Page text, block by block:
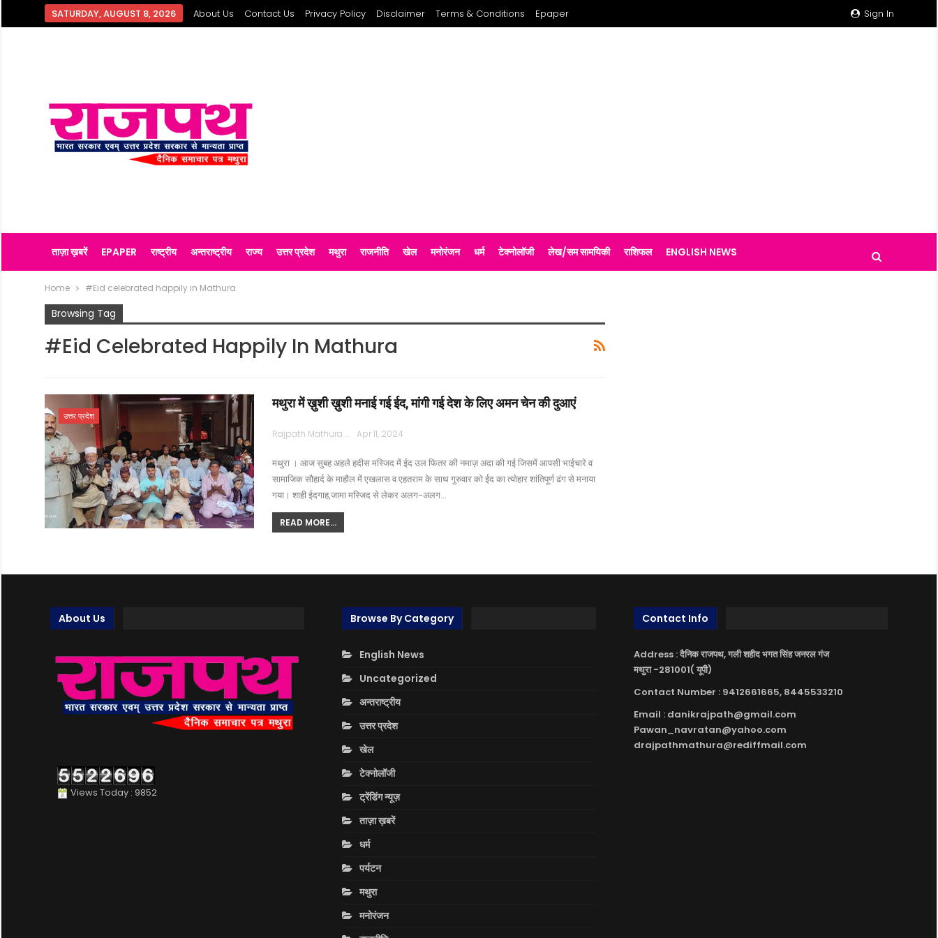
Sign In
SATURDAY, AUGUST 8, 2026 About Us Contact Us Privacy Policy Disclaimer Terms & Conditions Epaper
ताज़ा ख़बरें EPAPER राष्ट्रीय अन्तराष्ट्रीय राज्य उत्तर प्रदेश मथुरा राजनीति खेल मनोरंजन धर्म टेक्नोलॉजी लेख/सम सामयिकी राशिफल ENGLISH NEWS
Home #Eid celebrated happily in Mathura
Browsing Tag
#Eid Celebrated Happily In Mathura
उत्तर प्रदेश
मथुरा में ख़ुशी ख़ुशी मनाई गई ईद, मांगी गई देश के लिए अमन चेन की दुआएं
Rajpath Mathura Apr 11, 2024
मथुरा । आज सुबह अहले हदीस मस्जिद में ईद उल फितर की नमाज़ अदा की गई जिसमें आपसी भाईचारे व
सामाजिक सौहार्द के माहौल में एखलास व एहतराम के साथ गुरुवार को ईद का त्योहार शांतिपूर्ण ढंग से मनाया
गया। शाही ईदगाह,जामा मस्जिद से लेकर अलग-अलग…
READ MORE...
About Us
Views Today : 9852
Browse By Category
English News
Uncategorized
अन्तराष्ट्रीय
उत्तर प्रदेश
खेल
टेक्नोलॉजी
ट्रेंडिंग न्यूज़
ताज़ा ख़बरें
धर्म
पर्यटन
मथुरा
मनोरंजन
Contact Info
Address : दैनिक राजपथ, गली शहीद भगत सिंह जनरल गंज
मथुरा -281001( यूपी)
Contact Number : 9412661665, 8445533210
Email : danikrajpath@gmail.com
Pawan_navratan@yahoo.com
drajpathmathura@rediffmail.com